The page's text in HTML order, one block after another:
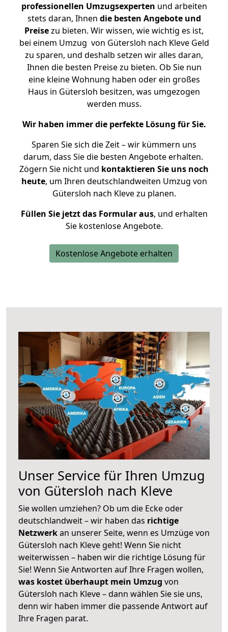
professionellen Umzugsexperten und arbeiten
stets daran, Ihnen die besten Angebote und
Preisezu bieten. Wir wissen, wie wichtig es ist,
bei einem Umzug von Gütersloh nach Kleve Geld
zu sparen, und deshalb setzen wir alles daran,
Ihnen die besten Preise zu bieten. Ob Sie nun
eine kleine Wohnung haben oder ein großes
Haus in Gütersloh besitzen, was umgezogen
werden muss.
Wir haben immer die perfekte Lösung für Sie.
Sparen Sie sich die Zeit – wir kümmern uns
darum, dass Sie die besten Angebote erhalten.
Zögern Sie nicht und kontaktieren Sie uns noch
heute, um Ihren deutschlandweiten Umzug von
Gütersloh nach Kleve zu planen.
Füllen Sie jetzt das Formular aus, und erhalten
Sie kostenlose Angebote.
Kostenlose Angebote erhalten
Unser Service für Ihren Umzug
von Gütersloh nach Kleve
Sie wollen umziehen? Ob um die Ecke oder
deutschlandweit – wir haben das richtige
Netzwerkan unserer Seite, wenn es Umzüge von
Gütersloh nach Kleve geht! Wenn Sie nicht
weiterwissen – haben wir die richtige Lösung für
Sie! Wenn Sie Antworten auf Ihre Fragen wollen,
was kostet überhaupt mein Umzug von
Gütersloh nach Kleve – dann wählen Sie sie uns,
denn wir haben immer die passende Antwort auf
Ihre Fragen parat.